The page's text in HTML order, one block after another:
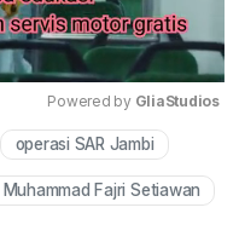
Mute
Powered by GliaStudios
operasi SAR Jambi
Muhammad Fajri Setiawan